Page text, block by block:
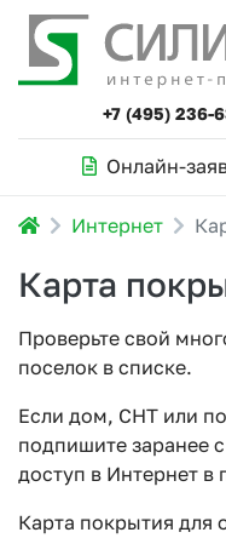
+7 (495) 236-
Онлайн-
Интернет
Карта
Проверьте свой
поселок в списке.
Если дом, СНТ или
подпишите заранее
доступ в Интернет в
Карта покрытия для